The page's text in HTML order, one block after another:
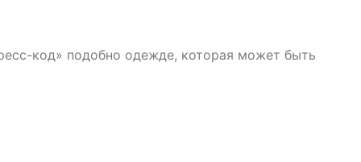
код» подобно одежде, которая может быть